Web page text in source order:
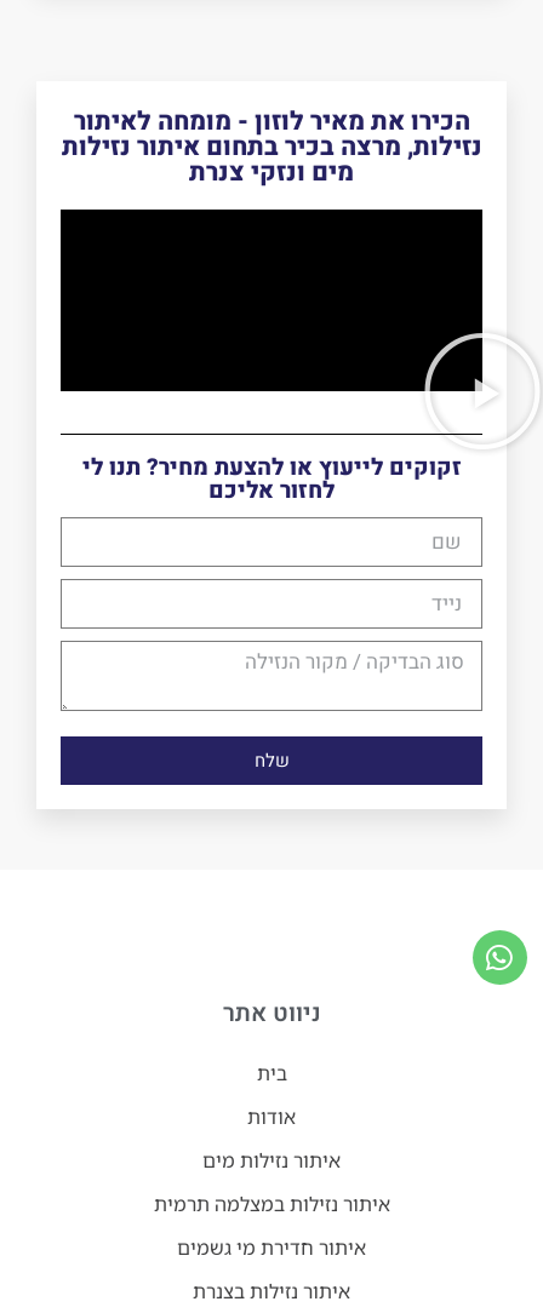
הכירו את מאיר לוזון - מומחה לאיתור
נזילות, מרצה בכיר בתחום איתור נזילות
מים ונזקי צנרת
זקוקים לייעוץ או להצעת מחיר? תנו לי
לחזור אליכם
שלח
ניווט אתר
בית
אודות
איתור נזילות מים
איתור נזילות במצלמה תרמית
איתור חדירת מי גשמים
איתור נזילות בצנרת